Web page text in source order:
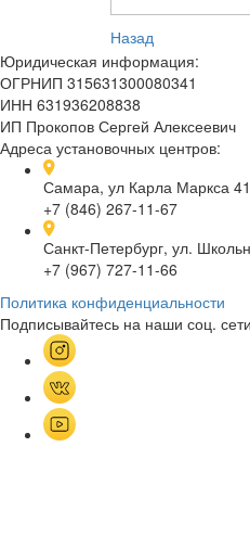
Назад
Юридическая информация:
ОГРНИП 315631300080341
ИНН 631936208838
ИП Прокопов Сергей Алексеевич
Адреса установочных центров:
Самара, ул Карла Маркса
+7 (846) 267-11-67
Санкт-Петербург, ул.
+7 (967) 727-11-66
Политика конфиденциальности
Подписывайтесь на наши соц.